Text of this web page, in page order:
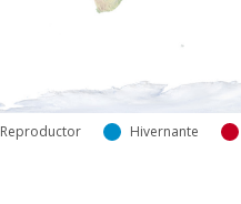
Reproductor Hivernante